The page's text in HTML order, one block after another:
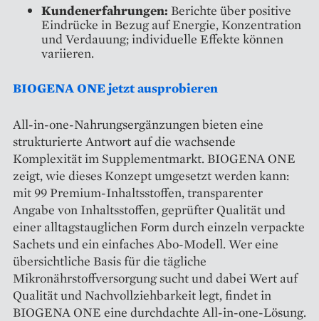
Kundenerfahrungen: Berichte über positive
Eindrücke in Bezug auf Energie, Konzentration
und Verdauung; individuelle Effekte können
variieren.
BIOGENA ONE jetzt ausprobieren
All-in-one-Nahrungsergänzungen bieten eine
strukturierte Antwort auf die wachsende
Komplexität im Supplementmarkt. BIOGENA ONE
zeigt, wie dieses Konzept umgesetzt werden kann:
mit 99 Premium-Inhaltsstoffen, transparenter
Angabe von Inhaltsstoffen, geprüfter Qualität und
einer alltagstauglichen Form durch einzeln verpackte
Sachets und ein einfaches Abo-Modell. Wer eine
übersichtliche Basis für die tägliche
Mikronährstoffversorgung sucht und dabei Wert auf
Qualität und Nachvollziehbarkeit legt, findet in
BIOGENA ONE eine durchdachte All-in-one-Lösung.